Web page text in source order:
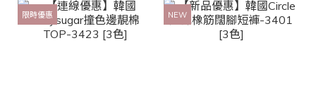
限時優惠 NEW